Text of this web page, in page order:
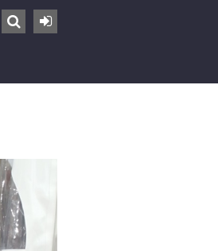

